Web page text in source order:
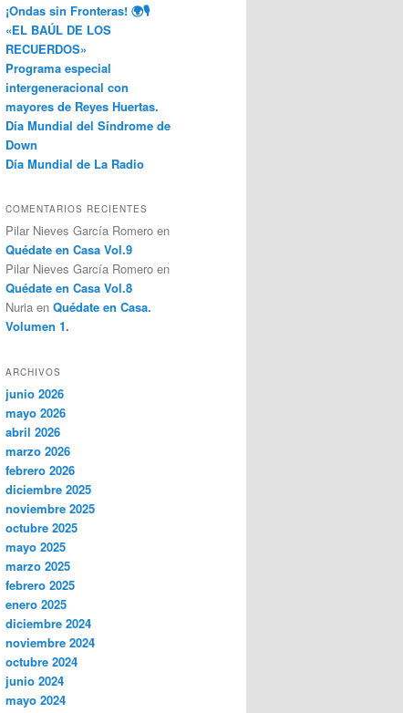
r
¡Ondas sin Fronteras! 🌍🎙️
«EL BAÚL DE LOS
RECUERDOS»
Programa especial
intergeneracional con
mayores de Reyes Huertas.
Día Mundial del Síndrome de
Down
Día Mundial de La Radio
COMENTARIOS RECIENTES
Pilar Nieves García Romero en
Quédate en Casa Vol.9
Pilar Nieves García Romero en
Quédate en Casa Vol.8
Nuria en Quédate en Casa.
Volumen 1.
ARCHIVOS
junio 2026
mayo 2026
abril 2026
marzo 2026
febrero 2026
diciembre 2025
noviembre 2025
octubre 2025
mayo 2025
marzo 2025
febrero 2025
enero 2025
diciembre 2024
noviembre 2024
octubre 2024
junio 2024
mayo 2024